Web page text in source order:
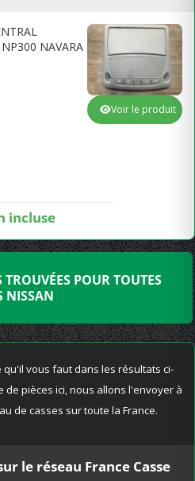
NAVARA
incluse
Voir le produit
TROUVÉES POUR TOUTES
NISSAN
vous faut dans les résultats ci-
de pièces ici, nous allons l'envoyer à
de casses sur toute la France.
le réseau France Casse